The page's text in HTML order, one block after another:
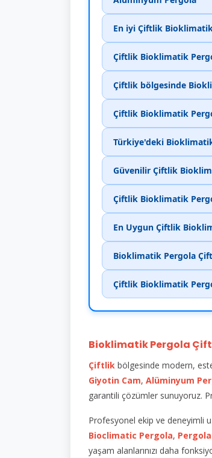
En iyi Çiftlik
Çiftlik Bioklimatik
Çiftlik bölgesinde
Çiftlik Bioklimatik
Türkiye'deki
Güvenilir Çiftlik
Çiftlik Bioklimatik
En Uygun Çiftlik
Bioklimatik Pergola
Çiftlik Bioklimatik
Bioklimatik Pergola
Çiftlik bölgesinde modern,
Giyotin Cam, Alüminyum
garantili çözümler sunuyoruz.
Profesyonel ekip ve deneyimli
Bioclimatic Pergola,
yaşam alanlarınızı daha